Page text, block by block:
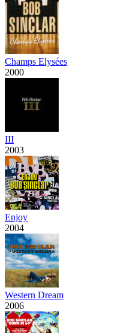
Champs Elysées
2000
III
2003
Enjoy
2004
Western Dream
2006